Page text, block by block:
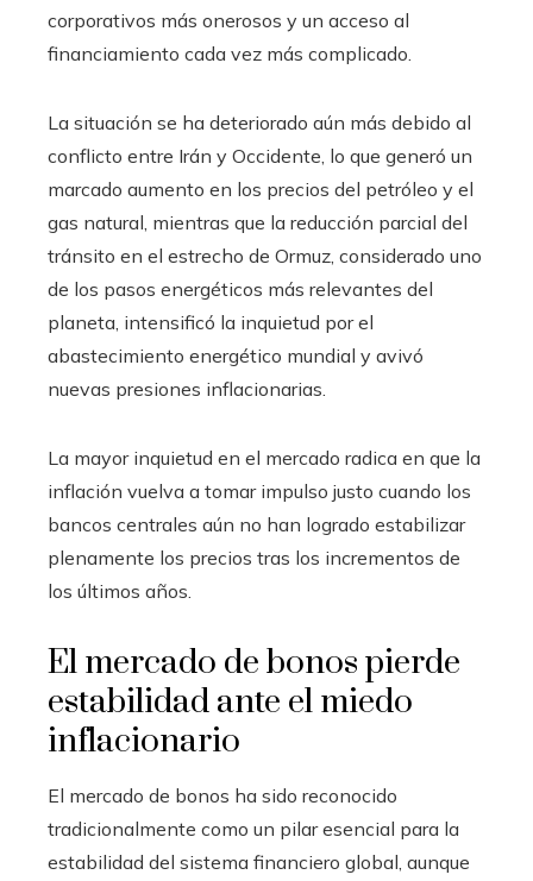
corporativos más onerosos y un acceso al
financiamiento cada vez más complicado.
La situación se ha deteriorado aún más debido al
conflicto entre Irán y Occidente, lo que generó un
marcado aumento en los precios del petróleo y el
gas natural, mientras que la reducción parcial del
tránsito en el estrecho de Ormuz, considerado uno
de los pasos energéticos más relevantes del
planeta, intensificó la inquietud por el
abastecimiento energético mundial y avivó
nuevas presiones inflacionarias.
La mayor inquietud en el mercado radica en que la
inflación vuelva a tomar impulso justo cuando los
bancos centrales aún no han logrado estabilizar
plenamente los precios tras los incrementos de
los últimos años.
El mercado de bonos pierde
estabilidad ante el miedo
inflacionario
El mercado de bonos ha sido reconocido
tradicionalmente como un pilar esencial para la
estabilidad del sistema financiero global, aunque